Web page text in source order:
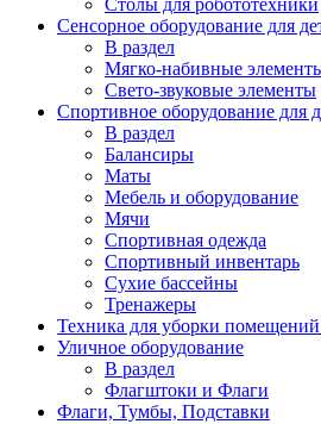
Столы для робототехники
Сенсорное оборудование для
В раздел
Мягко-набивные
Свето-звуковые элементы
Спортивное оборудование для
В раздел
Балансиры
Маты
Мебель и оборудование
Мячи
Спортивная одежда
Спортивный инвентарь
Сухие бассейны
Тренажеры
Техника для уборки
Уличное оборудование
В раздел
Флагштоки и Флаги
Флаги, Тумбы, Подставки